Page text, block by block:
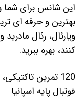
این شانس برای شما
بهترین و حرفه ای
ویارئال، رئال
کنند، بهره ببرید.
120 تمرین
فوتبال پایه اسپانیا